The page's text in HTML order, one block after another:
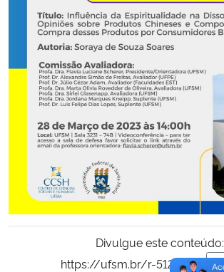
Gabinete de Segurança Institucional
Advocacia-Geral da União
Banco Central do Brasil
Divulgue este conteúdo:
https://ufsm.br/r-512-1410